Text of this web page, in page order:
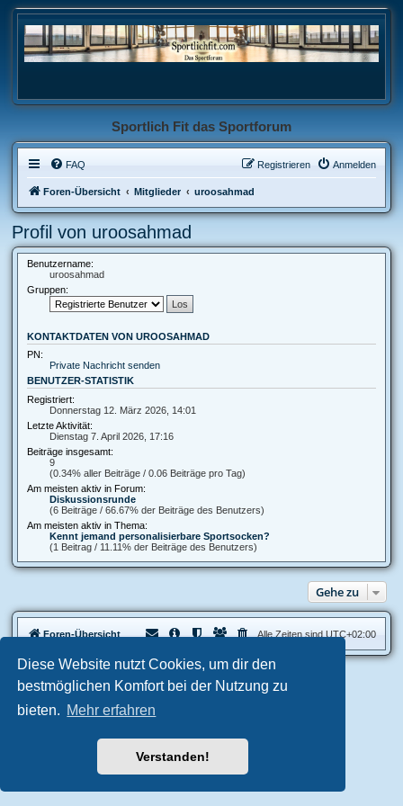
Diese Website nutzt Cookies, um dir den
bestmöglichen Komfort bei der Nutzung zu
bieten. Mehr erfahren
Verstanden!
Sportlich Fit das Sportforum
FAQ Anmelden
Registrieren
Foren-Übersicht Mitglieder uroosahmad
Profil von uroosahmad
Benutzername:
uroosahmad
Gruppen:
KONTAKTDATEN VON UROOSAHMAD
PN:
Private Nachricht senden
BENUTZER-STATISTIK
Registriert:
Donnerstag 12. März 2026, 14:01
Letzte Aktivität:
Dienstag 7. April 2026, 17:16
Beiträge insgesamt:
9
(0.34% aller Beiträge / 0.06 Beiträge pro Tag)
Am meisten aktiv in Forum:
Diskussionsrunde
(6 Beiträge / 66.67% der Beiträge des Benutzers)
Am meisten aktiv in Thema:
Kennt jemand personalisierbare Sportsocken?
(1 Beitrag / 11.11% der Beiträge des Benutzers)
Gehe zu
Foren-Übersicht Alle Zeiten sind UTC+02:00
Aero style developed for phpBB
Deutsche Übersetzung durch